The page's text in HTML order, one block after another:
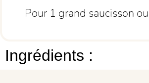
Pour 1 grand saucisson
Ingrédients :